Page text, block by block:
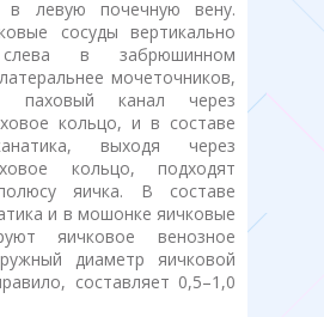
в левую почечную вену.
сосуды вертикально
в забрюшинном
мочеточников,
паховый канал через
кольцо, и в составе
выходя через
кольцо, подходят
яичка. В составе
и в мошонке яичковые
яичковое венозное
диаметр яичковой
составляет 0,5–1,0